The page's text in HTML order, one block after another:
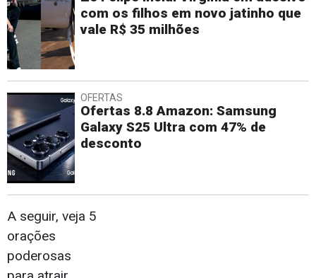
com os filhos em novo jatinho que
vale R$ 35 milhões
OFERTAS
Ofertas 8.8 Amazon: Samsung
Galaxy S25 Ultra com 47% de
desconto
A seguir, veja 5
orações
poderosas